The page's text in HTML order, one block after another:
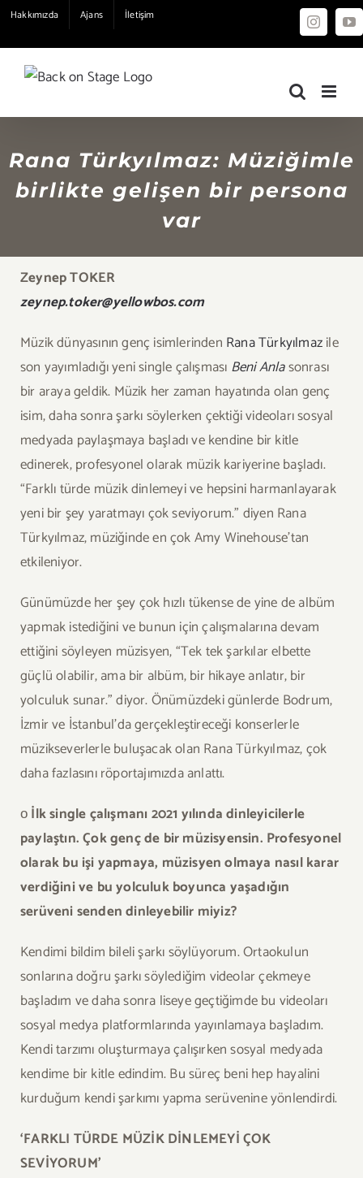
Skip
content
Hakkımızda Ajans İletişim
Rana Türkyılmaz: Müziğimle
birlikte gelişen bir persona
var
Zeynep TOKER
zeynep.toker@yellowbos.com
Müzik dünyasının genç isimlerinden Rana Türkyılmazile
son yayımladığı yeni single çalışması Beni Anlasonrası
bir araya geldik. Müzik her zaman hayatında olan genç
isim, daha sonra şarkı söylerken çektiği videoları sosyal
medyada paylaşmaya başladı ve kendine bir kitle
edinerek, profesyonel olarak müzik kariyerine başladı.
“Farklı türde müzik dinlemeyi ve hepsini harmanlayarak
yeni bir şey yaratmayı çok seviyorum.” diyen Rana
Türkyılmaz, müziğinde en çok Amy Winehouse’tan
etkileniyor.
Günümüzde her şey çok hızlı tükense de yine de albüm
yapmak istediğini ve bunun için çalışmalarına devam
ettiğini söyleyen müzisyen, “Tek tek şarkılar elbette
güçlü olabilir, ama bir albüm, bir hikaye anlatır, bir
yolculuk sunar.” diyor. Önümüzdeki günlerde Bodrum,
İzmir ve İstanbul’da gerçekleştireceği konserlerle
müzikseverlerle buluşacak olan Rana Türkyılmaz, çok
daha fazlasını röportajımızda anlattı.
οİlk single çalışmanı 2021 yılında dinleyicilerle
paylaştın. Çok genç de bir müzisyensin. Profesyonel
olarak bu işi yapmaya, müzisyen olmaya nasıl karar
verdiğini ve bu yolculuk boyunca yaşadığın
serüveni senden dinleyebilir miyiz?
Kendimi bildim bileli şarkı söylüyorum. Ortaokulun
sonlarına doğru şarkı söylediğim videolar çekmeye
başladım ve daha sonra liseye geçtiğimde bu videoları
sosyal medya platformlarında yayınlamaya başladım.
Kendi tarzımı oluşturmaya çalışırken sosyal medyada
kendime bir kitle edindim. Bu süreç beni hep hayalini
kurduğum kendi şarkımı yapma serüvenine yönlendirdi.
‘FARKLI TÜRDE MÜZİK DİNLEMEYİ ÇOK
SEVİYORUM’